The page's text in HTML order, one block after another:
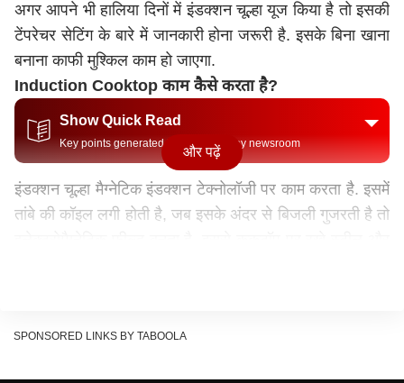
अगर आपने भी हालिया दिनों मेंइंडक्शन चूल्हायूज किया है तो इसकी
टेंपरेचर सेटिंग के बारे में जानकारी होना जरूरी है. इसके बिना खाना
बनाना काफी मुश्किल काम हो जाएगा.
Induction Cooktop काम कैसे करता है?
Show Quick Read
Key points generated by AI, verified by newsroom
इंडक्शन चूल्हा मैग्नेटिक इंडक्शन टेक्नोलॉजी पर काम करता है. इसमें
तांबे की कॉइल लगी होती है, जब इसके अंदर से बिजली गुजरती है तो
लगता है कि बर्तन गर्म नहीं हुआ है, लेकिन इसका तला पूरी तरह गर्म
और पढ़ें
SPONSORED LINKS BY TABOOLA